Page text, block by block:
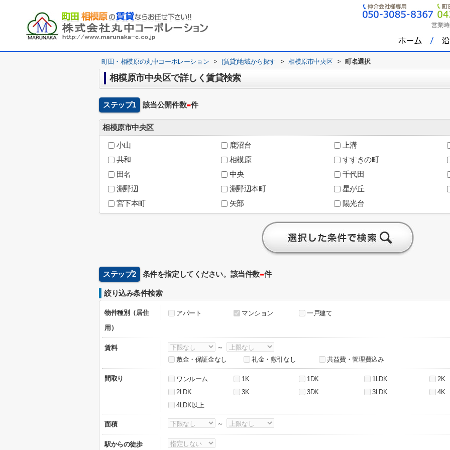
営業時
町田・相模原の丸中コーポレーション > (賃貸)地域から探す > 相模原市中央区 > 町名選択
相模原市中央区で詳しく賃貸検索
ステップ1 該当公開件数-件
相模原市中央区
小山 鹿沼台 上溝
共和
相模原 すすきの町
田名
中央 千代田
淵野辺
淵野辺本町 星が丘
宮下本町
矢部 陽光台
ステップ2 条件を指定してください。該当件数-件
絞り込み条件検索
物件種別（居住
用）
アパート マンション 一戸建て
賃料
～
敷金・保証金なし
礼金・敷引なし 共益費・管理費込み
間取り ワンルーム 1K 1DK 1LDK 2K
2LDK
3K 3DK 3LDK 4K
4LDK以上
面積 ～
駅からの徒歩